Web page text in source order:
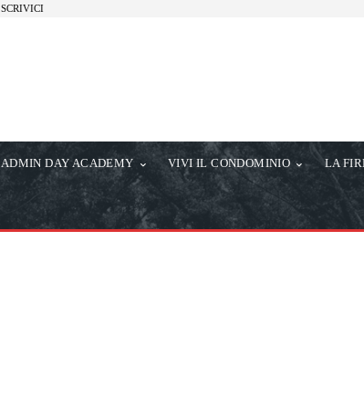
SCRIVICI
ADMIN DAY ACADEMY VIVI IL CONDOMINIO LA